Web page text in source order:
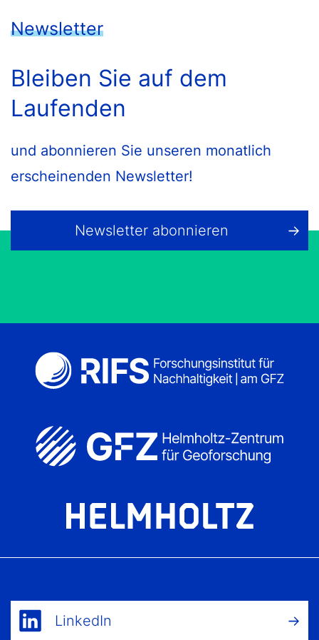
Newsletter
Bleiben Sie auf dem
Laufenden
und abonnieren Sie unseren monatlich
erscheinenden Newsletter!
Newsletter abonnieren
LinkedIn